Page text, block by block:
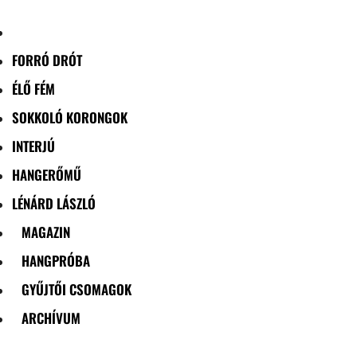
FORRÓ DRÓT
ÉLŐ FÉM
SOKKOLÓ KORONGOK
INTERJÚ
HANGERŐMŰ
LÉNÁRD LÁSZLÓ
MAGAZIN
HANGPRÓBA
GYŰJTŐI CSOMAGOK
ARCHÍVUM